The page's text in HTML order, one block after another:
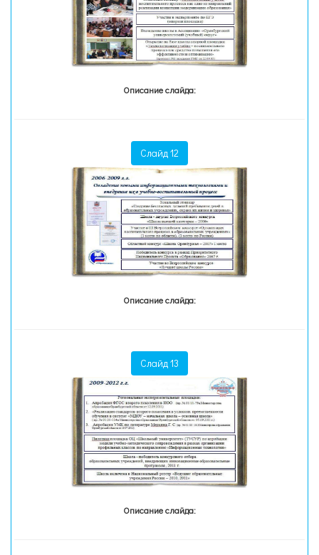
Описание слайда:
Слайд 12
Описание слайда:
Слайд 13
Описание слайда: